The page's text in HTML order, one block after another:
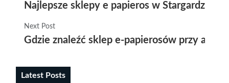
Najlepsze sklepy e papieros w Stargardzie
Next Post
Gdzie znaleźć sklep e-papierosów przy aleja
Latest Posts